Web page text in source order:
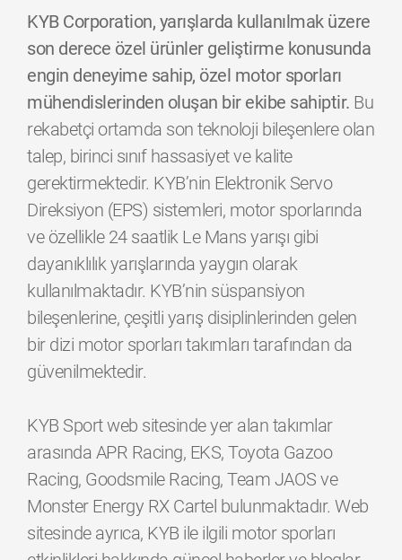
KYB Corporation, yarışlarda kullanılmak üzere
son derece özel ürünler geliştirme konusunda
engin deneyime sahip, özel motor sporları
mühendislerinden oluşan bir ekibe sahiptir. Bu
rekabetçi ortamda son teknoloji bileşenlere olan
talep, birinci sınıf hassasiyet ve kalite
gerektirmektedir. KYB’nin Elektronik Servo
Direksiyon (EPS) sistemleri, motor sporlarında
ve özellikle 24 saatlik Le Mans yarışı gibi
dayanıklılık yarışlarında yaygın olarak
kullanılmaktadır. KYB’nin süspansiyon
bileşenlerine, çeşitli yarış disiplinlerinden gelen
bir dizi motor sporları takımları tarafından da
güvenilmektedir.
KYB Sport web sitesinde yer alan takımlar
arasında APR Racing, EKS, Toyota Gazoo
Racing, Goodsmile Racing, Team JAOS ve
Monster Energy RX Cartel bulunmaktadır. Web
sitesinde ayrıca, KYB ile ilgili motor sporları